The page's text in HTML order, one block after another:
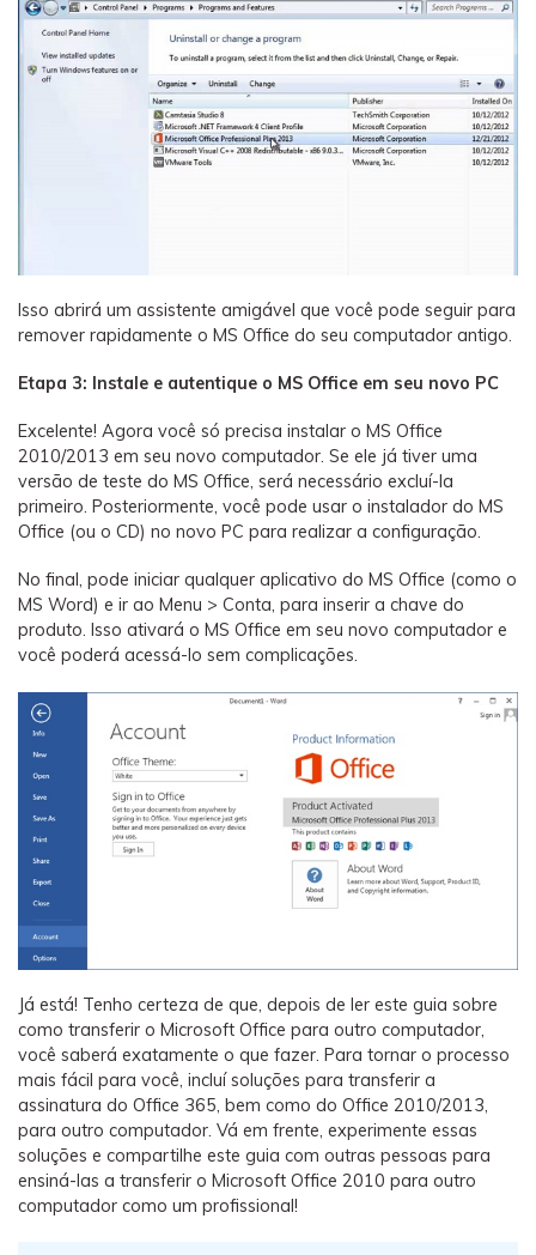
Isso abrirá um assistente amigável que você pode seguir para
remover rapidamente o MS Office do seu computador antigo.
Etapa 3: Instale e autentique o MS Office em seu novo PC
Excelente! Agora você só precisa instalar o MS Office
2010/2013 em seu novo computador. Se ele já tiver uma
versão de teste do MS Office, será necessário excluí-la
primeiro. Posteriormente, você pode usar o instalador do MS
Office (ou o CD) no novo PC para realizar a configuração.
No final, pode iniciar qualquer aplicativo do MS Office (como o
MS Word) e ir ao Menu > Conta, para inserir a chave do
produto. Isso ativará o MS Office em seu novo computador e
você poderá acessá-lo sem complicações.
Já está! Tenho certeza de que, depois de ler este guia sobre
como transferir o Microsoft Office para outro computador,
você saberá exatamente o que fazer. Para tornar o processo
mais fácil para você, incluí soluções para transferir a
assinatura do Office 365, bem como do Office 2010/2013,
para outro computador. Vá em frente, experimente essas
soluções e compartilhe este guia com outras pessoas para
ensiná-las a transferir o Microsoft Office 2010 para outro
computador como um profissional!